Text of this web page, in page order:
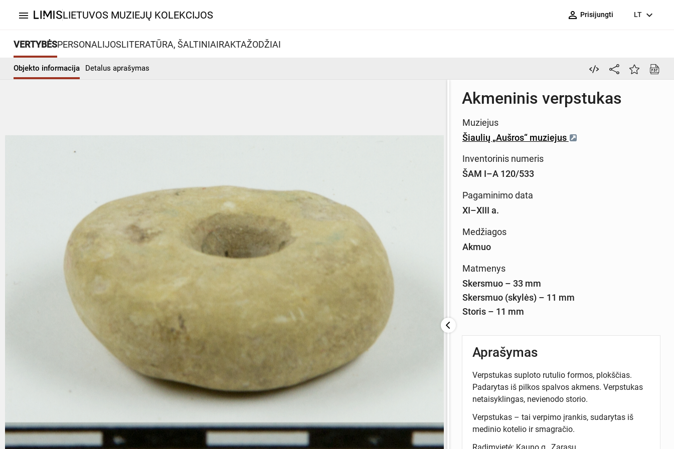
menu LIETUVOS MUZIEJŲ KOLEKCIJOS person_outline Prisijungti LT expand_more
VERTYBĖSPERSONALIJOSLITERATŪRA, ŠALTINIAIRAKTAŽODŽIAI
Objekto informacija Detalus aprašymas
Akmeninis verpstukas
Muziejus
Šiaulių „Aušros“ muziejus
Inventorinis numeris
ŠAM I–A 120/533
Pagaminimo data
XI–XIII a.
Medžiagos
Akmuo
Matmenys
Skersmuo – 33 mm
Skersmuo (skylės) – 11 mm
Storis – 11 mm
Aprašymas
Verpstukas suploto rutulio formos, plokščias.
Padarytas iš pilkos spalvos akmens. Verpstukas
netaisyklingas, nevienodo storio.
Verpstukas – tai verpimo įrankis, sudarytas iš
medinio kotelio ir smagračio.